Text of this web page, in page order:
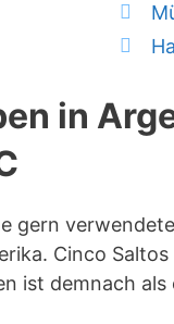
in
gern verwendete
Cinco
ist demnach als